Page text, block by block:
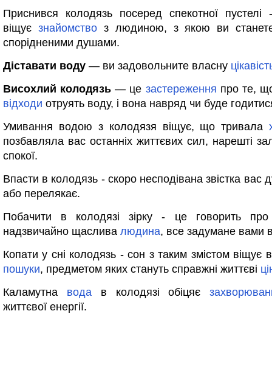
Приснився колодязь посеред спекотної
віщує знайомствоз людиною, з якою ви станете
спорідненими душами.
Діставати воду — ви задовольните власну
Висохлий колодязь — це застереження про те,
відходи отруять воду, і вона навряд чи буде
Умивання водою з колодязя віщує, що тривала
позбавляла вас останніх життєвих сил, нарешті
спокої.
Впасти в колодязь - скоро несподівана звістка вас
або перелякає.
Побачити в колодязі зірку - це говорить
надзвичайно щаслива людина, все задумане вами
Копати у сні колодязь - сон з таким змістом віщує
пошуки, предметом яких стануть справжні життєві
Каламутна водав колодязі обіцяє
життєвої енергії.